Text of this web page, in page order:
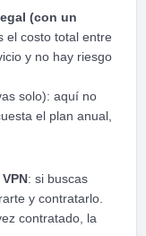
(con un
el costo total entre
y no hay riesgo
solo): aquí no
el plan anual,
: si buscas
y contratarlo.
contratado, la